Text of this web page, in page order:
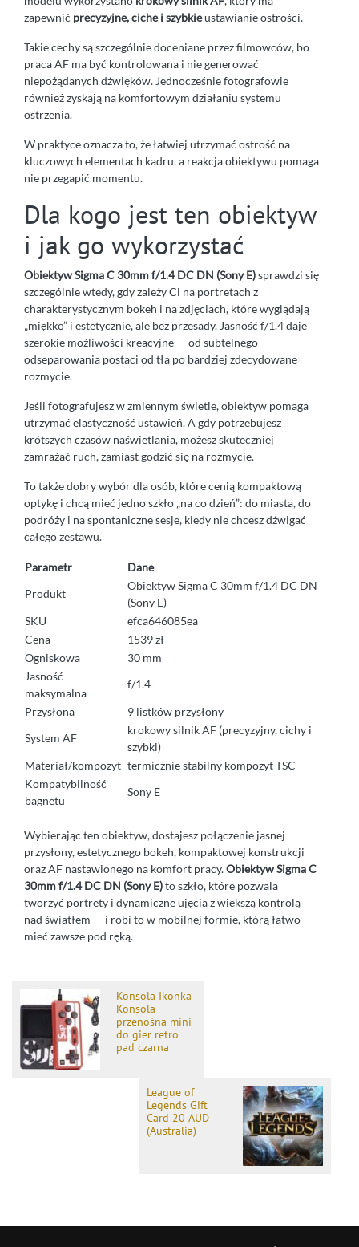
zapewnić precyzyjne, ciche i szybkieustawianie ostrości.
Takie cechy są szczególnie doceniane przez filmowców, bo
praca AF ma być kontrolowana i nie generować
niepożądanych dźwięków. Jednocześnie fotografowie
również zyskają na komfortowym działaniu systemu
ostrzenia.
W praktyce oznacza to, że łatwiej utrzymać ostrość na
kluczowych elementach kadru, a reakcja obiektywu pomaga
nie przegapić momentu.
Dla kogo jest ten obiektyw
i jak go wykorzystać
Obiektyw Sigma C 30mm f/1.4 DC DN (Sony E)sprawdzi się
szczególnie wtedy, gdy zależy Ci na portretach z
charakterystycznym bokeh i na zdjęciach, które wyglądają
„miękko” i estetycznie, ale bez przesady. Jasność f/1.4 daje
szerokie możliwości kreacyjne — od subtelnego
odseparowania postaci od tła po bardziej zdecydowane
rozmycie.
Jeśli fotografujesz w zmiennym świetle, obiektyw pomaga
utrzymać elastyczność ustawień. A gdy potrzebujesz
krótszych czasów naświetlania, możesz skuteczniej
zamrażać ruch, zamiast godzić się na rozmycie.
To także dobry wybór dla osób, które cenią kompaktową
optykę i chcą mieć jedno szkło „na co dzień”: do miasta, do
podróży i na spontaniczne sesje, kiedy nie chcesz dźwigać
całego zestawu.
Parametr
Dane
Produkt
Obiektyw Sigma C 30mm f/1.4 DC DN
(Sony E)
SKU
efca646085ea
Cena
1539 zł
Ogniskowa
30 mm
Jasność
maksymalna
f/1.4
Przysłona
9 listków przysłony
System AF
krokowy silnik AF (precyzyjny, cichy i
szybki)
Materiał/kompozyt termicznie stabilny kompozyt TSC
Kompatybilność
bagnetu
Sony E
Wybierając ten obiektyw, dostajesz połączenie jasnej
przysłony, estetycznego bokeh, kompaktowej konstrukcji
oraz AF nastawionego na komfort pracy.Obiektyw Sigma C
30mm f/1.4 DC DN (Sony E)to szkło, które pozwala
tworzyć portrety i dynamiczne ujęcia z większą kontrolą
nad światłem — i robi to w mobilnej formie, którą łatwo
mieć zawsze pod ręką.
Konsola Ikonka
Konsola
przenośna mini
do gier retro
pad czarna
League of
Legends Gift
Card 20 AUD
(Australia)